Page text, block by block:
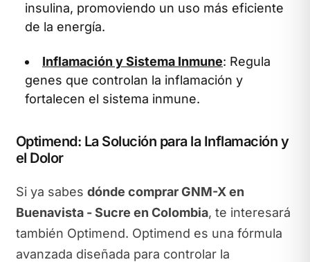
insulina, promoviendo un uso más eficiente
de la energía.
Inflamación y Sistema Inmune: Regula
genes que controlan la inflamación y
fortalecen el sistema inmune.
Optimend: La Solución para la Inflamación y
el Dolor
Si ya sabes dónde comprar GNM-X en
Buenavista - Sucre en Colombia, te interesará
también Optimend. Optimend es una fórmula
avanzada diseñada para controlar la